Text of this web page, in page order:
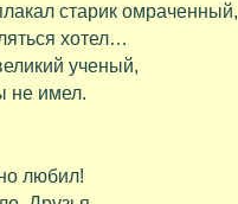
старик омраченный,
хотел…
ученый,
не имел.
любил!